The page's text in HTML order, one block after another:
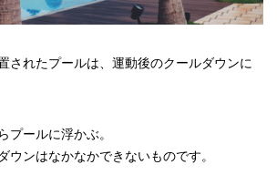
されたプールは、運動後のクールダウンに
プールに浮かぶ。
ウンはなかなかできないものです。